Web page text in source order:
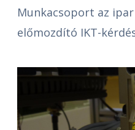
Munkacsoport az
előmozdító IKT-